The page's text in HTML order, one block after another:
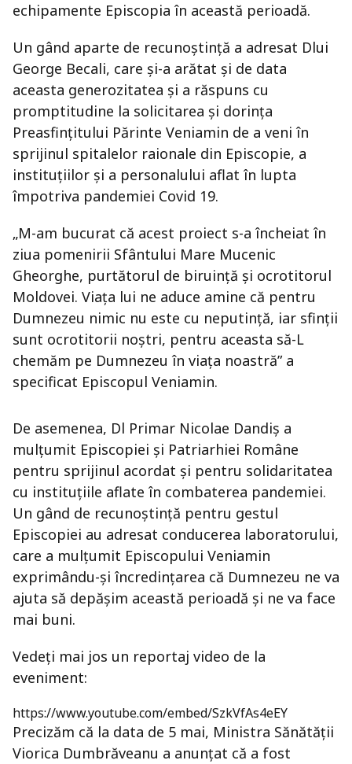
echipamente Episcopia în această perioadă.
Un gând aparte de recunoștință a adresat Dlui
George Becali, care și-a arătat și de data
aceasta generozitatea și a răspuns cu
promptitudine la solicitarea și dorința
Preasfințitului Părinte Veniamin de a veni în
sprijinul spitalelor raionale din Episcopie, a
instituțiilor și a personalului aflat în lupta
împotriva pandemiei Covid 19.
„M-am bucurat că acest proiect s-a încheiat în
ziua pomenirii Sfântului Mare Mucenic
Gheorghe, purtătorul de biruință și ocrotitorul
Moldovei. Viața lui ne aduce amine că pentru
Dumnezeu nimic nu este cu neputință, iar sfinții
sunt ocrotitorii noștri, pentru aceasta să-L
chemăm pe Dumnezeu în viața noastră” a
specificat Episcopul Veniamin.
De asemenea, Dl Primar Nicolae Dandiș a
mulțumit Episcopiei și Patriarhiei Române
pentru sprijinul acordat și pentru solidaritatea
cu instituțiile aflate în combaterea pandemiei.
Un gând de recunoștință pentru gestul
Episcopiei au adresat conducerea laboratorului,
care a mulțumit Episcopului Veniamin
exprimându-și încredințarea că Dumnezeu ne va
ajuta să depășim această perioadă și ne va face
mai buni.
Vedeți mai jos un reportaj video de la
eveniment:
https://www.youtube.com/embed/SzkVfAs4eEY
Precizăm că la data de 5 mai, Ministra Sănătății
Viorica Dumbrăveanu a anunțat că a fost